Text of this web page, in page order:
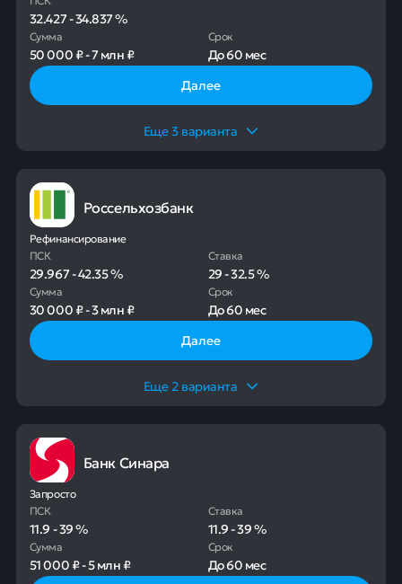
32.427-34.837%
Сумма
50 000 ₽-7 млн ₽
Срок
До60 мес
Далее
Еще3 варианта
Россельхозбанк
Рефинансирование
ПСК
29.967-42.35%
Ставка
29-32.5%
Сумма
30 000 ₽-3 млн ₽
Срок
До60 мес
Далее
Еще2 варианта
Банк Синара
Запросто
ПСК
11.9-39%
Ставка
11.9-39%
Сумма
51 000 ₽-5 млн ₽
Срок
До60 мес